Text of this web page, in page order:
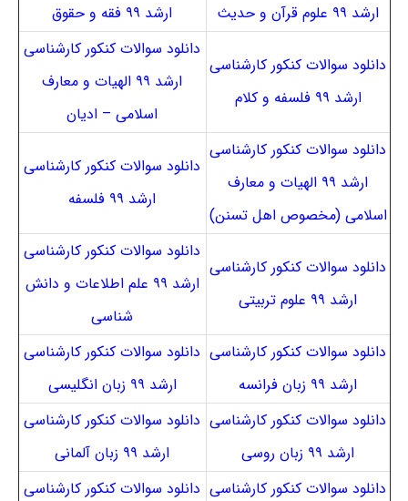
ارشد ۹۹ علوم قرآن و حدیث
ارشد ۹۹ فقه و حقوق
دانلود سوالات کنکور کارشناسی
ارشد ۹۹ فلسفه و کلام
دانلود سوالات کنکور کارشناسی
ارشد ۹۹ الهیات و معارف
اسلامی – ادیان
دانلود سوالات کنکور کارشناسی
ارشد ۹۹ الهیات و معارف
اسلامی (مخصوص اهل تسنن)
دانلود سوالات کنکور کارشناسی
ارشد ۹۹ فلسفه
دانلود سوالات کنکور کارشناسی
ارشد ۹۹ علوم تربیتی
دانلود سوالات کنکور کارشناسی
ارشد ۹۹ علم اطلاعات و دانش
شناسی
دانلود سوالات کنکور کارشناسی
ارشد ۹۹ زبان فرانسه
دانلود سوالات کنکور کارشناسی
ارشد ۹۹ زبان انگلیسی
دانلود سوالات کنکور کارشناسی
ارشد ۹۹ زبان روسی
دانلود سوالات کنکور کارشناسی
ارشد ۹۹ زبان آلمانی
دانلود سوالات کنکور کارشناسی دانلود سوالات کنکور کارشناسی